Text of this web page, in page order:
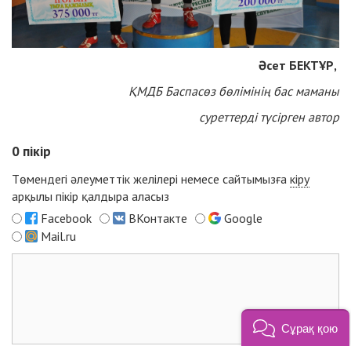
Әсет БЕКТҰР,
ҚМДБ Баспасөз бөлімінің бас маманы
суреттерді түсірген автор
0 пікір
Төмендегі әлеуметтік желілері немесе сайтымызға кіру
арқылы пікір қалдыра аласыз
Facebook
ВКонтакте
Google
Mail.ru
Сұрақ қою